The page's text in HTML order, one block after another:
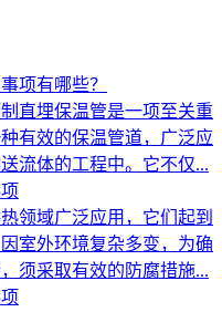
项有哪些？
直埋保温管是一项至关重
有效的保温管道，广泛应
流体的工程中。它不仅...
领域广泛应用，它们起到
室外环境复杂多变，为确
须采取有效的防腐措施...